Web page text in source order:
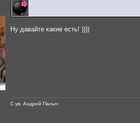
Ну давайте какие есть! ))))
С ув. Андрей Палыч